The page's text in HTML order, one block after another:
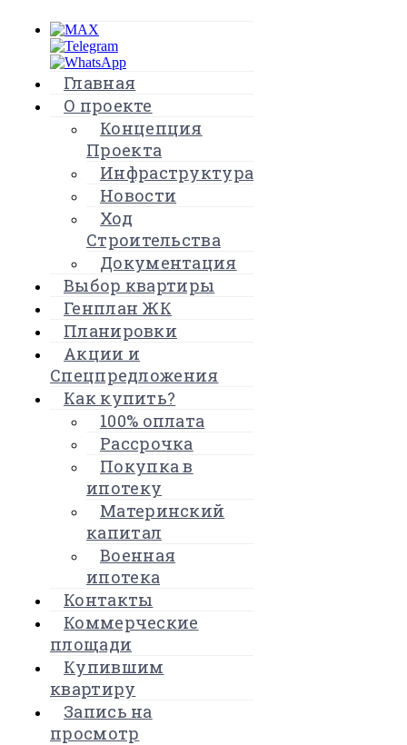
Главная
О проекте
Концепция
Проекта
Инфраструктура
Новости
Ход
Строительства
Документация
Выбор квартиры
Генплан ЖК
Планировки
Акции и
Спецпредложения
Как купить?
100% оплата
Рассрочка
Покупка в
ипотеку
Материнский
капитал
Военная
ипотека
Контакты
Коммерческие
площади
Купившим
квартиру
Запись на
просмотр